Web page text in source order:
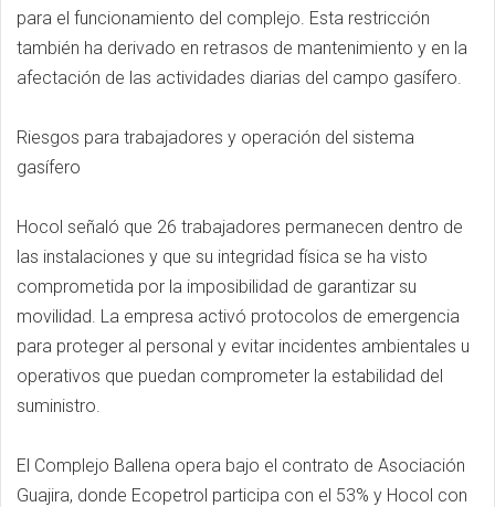
para el funcionamiento del complejo. Esta restricción
también ha derivado en retrasos de mantenimiento y en la
afectación de las actividades diarias del campo gasífero.
Riesgos para trabajadores y operación del sistema
gasífero
Hocol señaló que 26 trabajadores permanecen dentro de
las instalaciones y que su integridad física se ha visto
comprometida por la imposibilidad de garantizar su
movilidad. La empresa activó protocolos de emergencia
para proteger al personal y evitar incidentes ambientales u
operativos que puedan comprometer la estabilidad del
suministro.
El Complejo Ballena opera bajo el contrato de Asociación
Guajira, donde Ecopetrol participa con el 53% y Hocol con